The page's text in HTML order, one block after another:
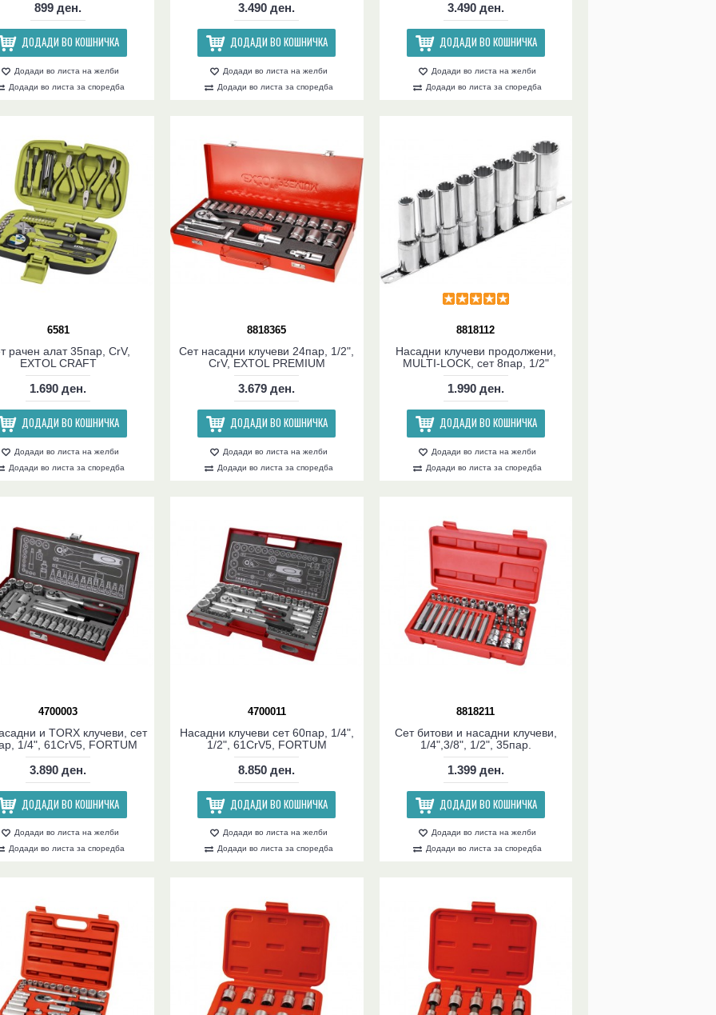
899 ден.
ДОДАДИ ВО КОШНИЧКА
Додади во листа на желби
Додади во листа за споредба
3.490 ден.
ДОДАДИ ВО КОШНИЧКА
Додади во листа на желби
Додади во листа за споредба
3.490 ден.
ДОДАДИ ВО КОШНИЧКА
Додади во листа на желби
Додади во листа за споредба
6581
рачен алат 35пар, CrV,
EXTOL CRAFT
1.690 ден.
ДОДАДИ ВО КОШНИЧКА
Додади во листа на желби
Додади во листа за споредба
8818365
Сет насадни клучеви 24пар, 1/2",
CrV, EXTOL PREMIUM
3.679 ден.
ДОДАДИ ВО КОШНИЧКА
Додади во листа на желби
Додади во листа за споредба
8818112
Насадни клучеви продолжени,
MULTI-LOCK, сет 8пар, 1/2"
1.990 ден.
ДОДАДИ ВО КОШНИЧКА
Додади во листа на желби
Додади во листа за споредба
4700003
и TORX клучеви, сет
1/4", 61CrV5, FORTUM
3.890 ден.
ДОДАДИ ВО КОШНИЧКА
Додади во листа на желби
Додади во листа за споредба
4700011
Насадни клучеви сет 60пар, 1/4",
1/2", 61CrV5, FORTUM
8.850 ден.
ДОДАДИ ВО КОШНИЧКА
Додади во листа на желби
Додади во листа за споредба
8818211
Сет битови и насадни клучеви,
1/4",3/8", 1/2", 35пар.
1.399 ден.
ДОДАДИ ВО КОШНИЧКА
Додади во листа на желби
Додади во листа за споредба